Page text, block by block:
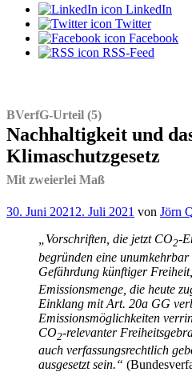
LinkedIn
Twitter
Facebook
RSS-Feed
BVerfG-Urteil (5)
Nachhaltigkeit und
Klimaschutzgesetz
Mit zweierlei Maß
Veröffentlicht
30. Juni 2021 2. Juli 2021 von Jörn
„Vorschriften, die jetzt CO2-
begründen eine
Gefährdung künftiger
Emissionsmenge, die heute
Einklang mit Art. 20a GG
Emissionsmöglichkeiten
CO2-relevanter
auch verfassungsrechtlich
ausgesetzt sein.“